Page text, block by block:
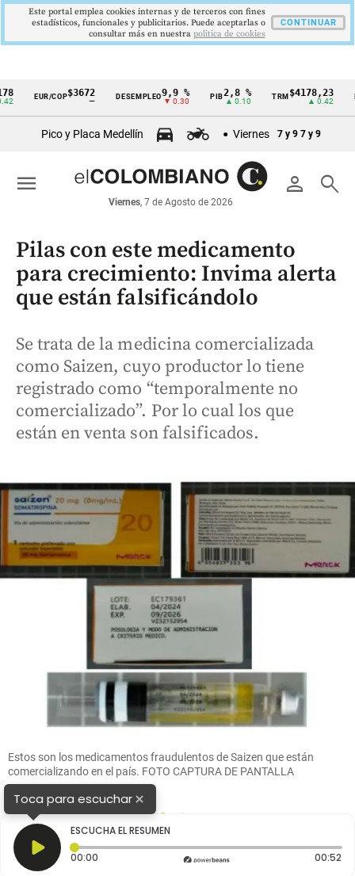
Cintillo
económicos
Colombia
EUR/COP$3672
—
DESEMPLEO9,9 %
▼ 0.30
PIB 2,8 %
▲ 0.10
TRM $4178,23
▲ 0.42
IPC
Pico y Placa Medellín Viernes 7 y 9 7 y 9
person search
Viernes, 7 de Agosto de 2026
menu
Pilas con este medicamento
para crecimiento: Invima alerta
que están falsificándolo
Se trata de la medicina comercializada
como Saizen, cuyo productor lo tiene
registrado como “temporalmente no
comercializado”. Por lo cual los que
están en venta son falsificados.
Estos son los medicamentos fraudulentos de Saizen que están
comercializando en el país. FOTO CAPTURA DE PANTALLA
Toca para escuchar×
ESCUCHA EL RESUMEN
00:00 Tiempo transcurrido: 0 segundos 00:52
Este portal emplea cookies internas y de terceros con fines
estadísticos, funcionales y publicitarios. Puede aceptarlas o
consultar más en nuestra politica de cookies
CONTINUAR